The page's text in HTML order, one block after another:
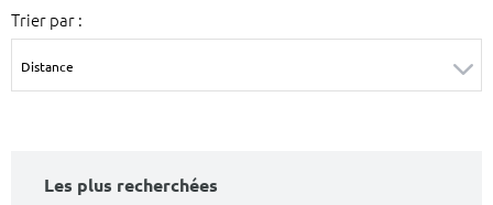
Trier par :
Les plus recherchées